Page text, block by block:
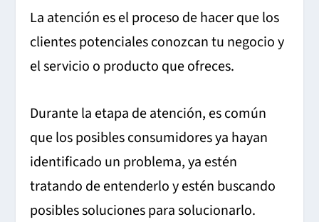
La atención es el proceso de hacer que los
clientes potenciales conozcan tu negocio y
el servicio o producto que ofreces.
Durante la etapa de atención, es común
que los posibles consumidores ya hayan
identificado un problema, ya estén
tratando de entenderlo y estén buscando
posibles soluciones para solucionarlo.